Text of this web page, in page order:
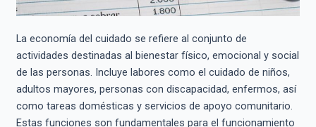
La economía del cuidado se refiere al conjunto de
actividades destinadas al bienestar físico, emocional y social
de las personas. Incluye labores como el cuidado de niños,
adultos mayores, personas con discapacidad, enfermos, así
como tareas domésticas y servicios de apoyo comunitario.
Estas funciones son fundamentales para el funcionamiento